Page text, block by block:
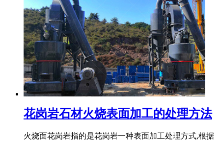
花岗岩石材火烧表面加工的处理方法
火烧面花岗岩指的是花岗岩一种表面加工处理方式,根据